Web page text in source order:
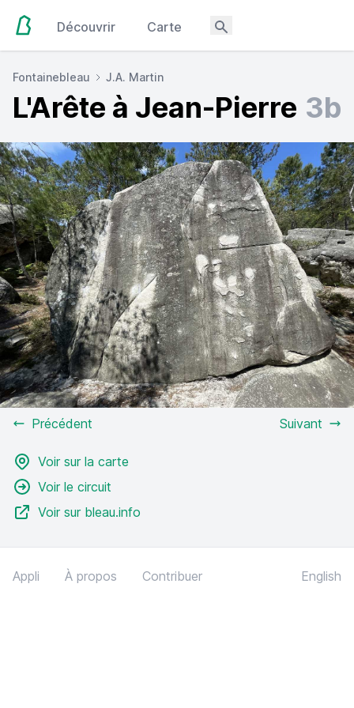
Découvrir Carte
Fontainebleau J.A. Martin
L'Arête à Jean-Pierre 3b
Précédent Suivant
Voir sur la carte
Voir le circuit
Voir sur bleau.info
Appli À propos Contribuer English